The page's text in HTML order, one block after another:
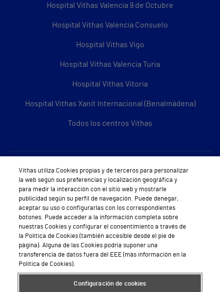
Hospital Vithas Valencia 9 de Octubre
Hospital Vithas Valencia Consuelo
Hospital Vithas Vigo
Hospital Vithas Valencia Turia
Hospital Vithas Vitoria
Hospital Vithas Xanit Internacional (Benalmádena)
Todos los centros Vithas
Sobre Vithas
Quiénes somos
Trabajar en Vithas
Teléfono Cita Médica
Teléfono Atención al Cliente
Política de seguridad y salud en el trabajo
Conoce a Supervita
Vithas utiliza Cookies propias y de terceros para personalizar
la web según sus preferencias y localización geográfica y
para medir la interacción con el sitio web y mostrarle
publicidad según su perfil de navegación. Puede denegar,
aceptar su uso o configurarlas con los correspondientes
botones. Puede acceder a la información completa sobre
nuestras Cookies y configurar el consentimiento a través de
la Política de Cookies (también accesible desde el pie de
página). Alguna de las Cookies podría suponer una
transferencia de datos fuera del EEE (más información en la
Política de Cookies).
Configuración de cookies